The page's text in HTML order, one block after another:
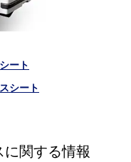
ート
シート
関する情報